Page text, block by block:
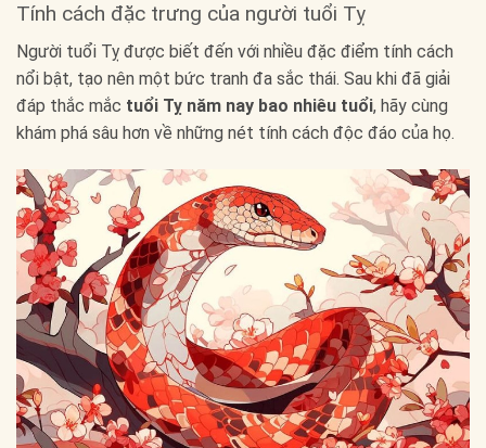
Tính cách đặc trưng của người tuổi Tỵ
Người tuổi Tỵ được biết đến với nhiều đặc điểm tính cách
nổi bật, tạo nên một bức tranh đa sắc thái. Sau khi đã giải
đáp thắc mắc tuổi Tỵ năm nay bao nhiêu tuổi, hãy cùng
khám phá sâu hơn về những nét tính cách độc đáo của họ.